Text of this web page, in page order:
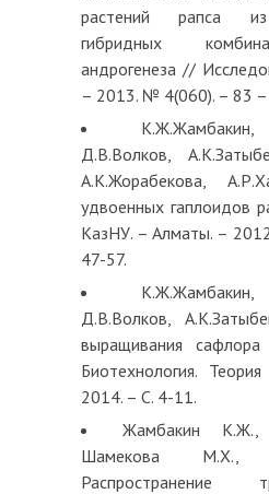
растений рапса из
гибридных
андрогенеза //
– 2013. № 4(060). – 83 –
Д.В.Волков,
А.К.Жорабекова,
удвоенных гаплоидов
КазНУ. – Алматы. –
47-57.
Д.В.Волков,
выращивания
Биотехнология.
2014. – С. 4-11.
Жамбакин
Шамекова М.Х.,
Распространение